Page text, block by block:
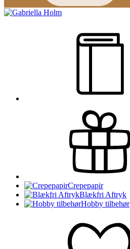
Crepepapir
Blækfri Aftryk
Hobby tilbehør